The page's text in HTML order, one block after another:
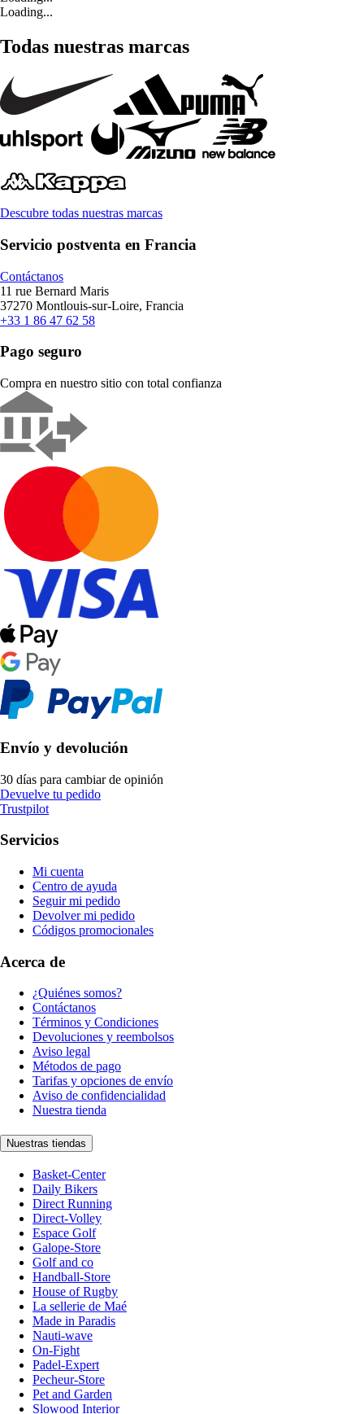
Loading...
Todas nuestras marcas
Descubre todas nuestras marcas
Servicio postventa en Francia
Contáctanos
11 rue Bernard Maris
37270 Montlouis-sur-Loire, Francia
+33 1 86 47 62 58
Pago seguro
Compra en nuestro sitio con total confianza
Envío y devolución
30 días para cambiar de opinión
Devuelve tu pedido
Trustpilot
Servicios
Mi cuenta
Centro de ayuda
Seguir mi pedido
Devolver mi pedido
Códigos promocionales
Acerca de
¿Quiénes somos?
Contáctanos
Términos y Condiciones
Devoluciones y reembolsos
Aviso legal
Métodos de pago
Tarifas y opciones de envío
Aviso de confidencialidad
Nuestra tienda
Nuestras tiendas
Basket-Center
Daily Bikers
Direct Running
Direct-Volley
Espace Golf
Galope-Store
Golf and co
Handball-Store
House of Rugby
La sellerie de Maé
Made in Paradis
Nauti-wave
On-Fight
Padel-Expert
Pecheur-Store
Pet and Garden
Slowood Interior